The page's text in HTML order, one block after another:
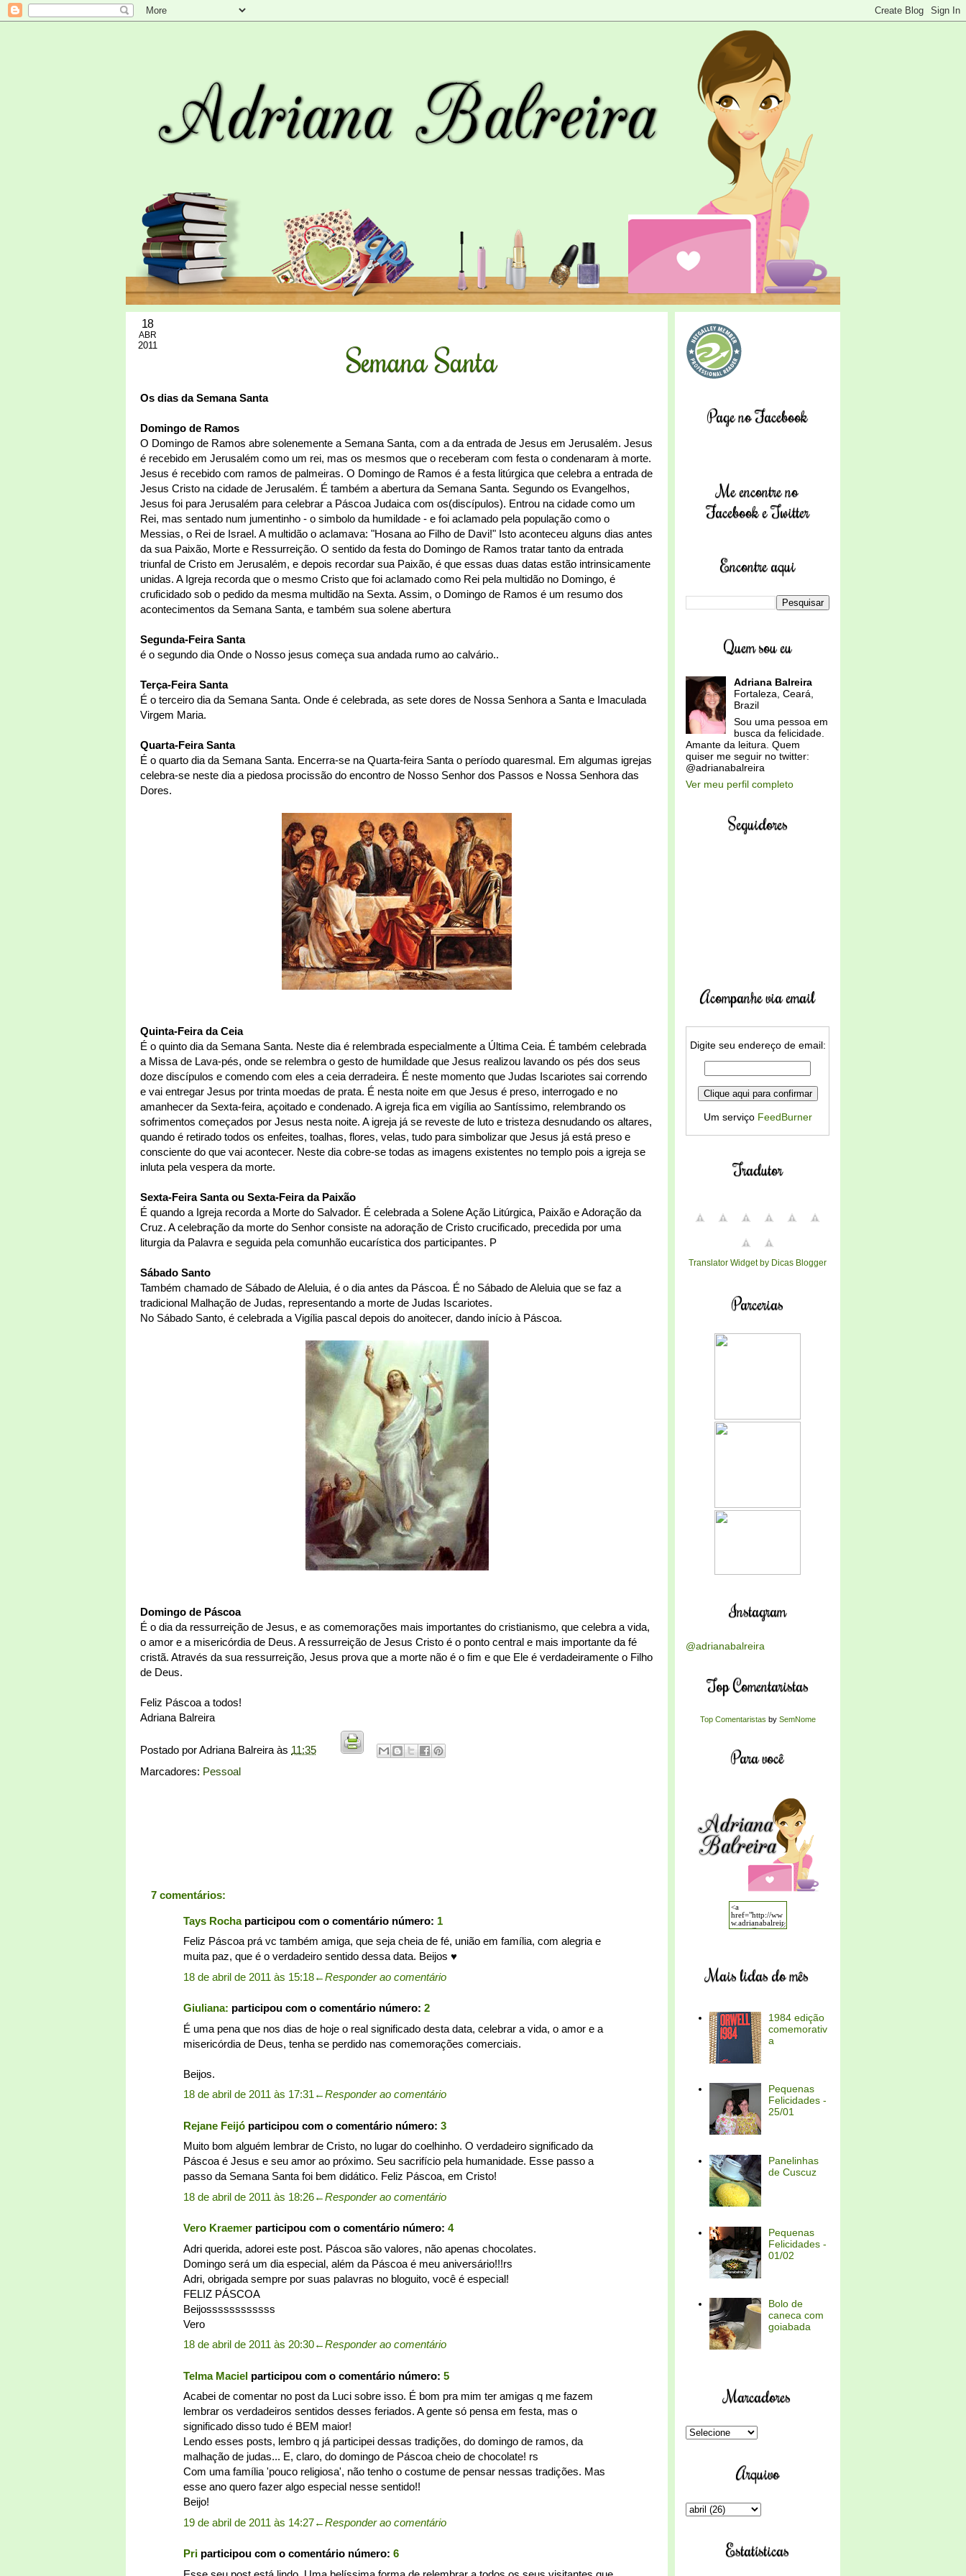
18
ABR
2011 Semana Santa
Os dias da Semana Santa
Domingo de Ramos
O Domingo de Ramos abre solenemente a Semana Santa, com a da entrada de Jesus em Jerusalém. Jesus
é recebido em Jerusalém como um rei, mas os mesmos que o receberam com festa o condenaram à morte.
Jesus é recebido com ramos de palmeiras. O Domingo de Ramos é a festa litúrgica que celebra a entrada de
Jesus Cristo na cidade de Jerusalém. É também a abertura da Semana Santa. Segundo os Evangelhos,
Jesus foi para Jerusalém para celebrar a Páscoa Judaica com os(discípulos). Entrou na cidade como um
Rei, mas sentado num jumentinho - o simbolo da humildade - e foi aclamado pela população como o
Messias, o Rei de Israel. A multidão o aclamava: "Hosana ao Filho de Davi!" Isto aconteceu alguns dias antes
da sua Paixão, Morte e Ressurreição. O sentido da festa do Domingo de Ramos tratar tanto da entrada
triunfal de Cristo em Jerusalém, e depois recordar sua Paixão, é que essas duas datas estão intrinsicamente
unidas. A Igreja recorda que o mesmo Cristo que foi aclamado como Rei pela multidão no Domingo, é
cruficidado sob o pedido da mesma multidão na Sexta. Assim, o Domingo de Ramos é um resumo dos
acontecimentos da Semana Santa, e também sua solene abertura
Segunda-Feira Santa
é o segundo dia Onde o Nosso jesus começa sua andada rumo ao calvário..
Terça-Feira Santa
É o terceiro dia da Semana Santa. Onde é celebrada, as sete dores de Nossa Senhora a Santa e Imaculada
Virgem Maria.
Quarta-Feira Santa
É o quarto dia da Semana Santa. Encerra-se na Quarta-feira Santa o período quaresmal. Em algumas igrejas
celebra-se neste dia a piedosa procissão do encontro de Nosso Senhor dos Passos e Nossa Senhora das
Dores.
Quinta-Feira da Ceia
É o quinto dia da Semana Santa. Neste dia é relembrada especialmente a Última Ceia. É também celebrada
a Missa de Lava-pés, onde se relembra o gesto de humildade que Jesus realizou lavando os pés dos seus
doze discípulos e comendo com eles a ceia derradeira. É neste momento que Judas Iscariotes sai correndo
e vai entregar Jesus por trinta moedas de prata. É nesta noite em que Jesus é preso, interrogado e no
amanhecer da Sexta-feira, açoitado e condenado. A igreja fica em vigília ao Santíssimo, relembrando os
sofrimentos começados por Jesus nesta noite. A igreja já se reveste de luto e tristeza desnudando os altares,
quando é retirado todos os enfeites, toalhas, flores, velas, tudo para simbolizar que Jesus já está preso e
consciente do que vai acontecer. Neste dia cobre-se todas as imagens existentes no templo pois a igreja se
inluta pela vespera da morte.
Sexta-Feira Santa ou Sexta-Feira da Paixão
É quando a Igreja recorda a Morte do Salvador. É celebrada a Solene Ação Litúrgica, Paixão e Adoração da
Cruz. A celebração da morte do Senhor consiste na adoração de Cristo crucificado, precedida por uma
liturgia da Palavra e seguida pela comunhão eucarística dos participantes. P
Sábado Santo
Também chamado de Sábado de Aleluia, é o dia antes da Páscoa. É no Sábado de Aleluia que se faz a
tradicional Malhação de Judas, representando a morte de Judas Iscariotes.
No Sábado Santo, é celebrada a Vigília pascal depois do anoitecer, dando início à Páscoa.
Domingo de Páscoa
É o dia da ressurreição de Jesus, e as comemorações mais importantes do cristianismo, que celebra a vida,
o amor e a misericórdia de Deus. A ressurreição de Jesus Cristo é o ponto central e mais importante da fé
cristã. Através da sua ressurreição, Jesus prova que a morte não é o fim e que Ele é verdadeiramente o Filho
de Deus.
Feliz Páscoa a todos!
Adriana Balreira
Postado porAdriana Balreira às 11:35
Marcadores: Pessoal
7 comentários:
Tays Rochaparticipou com o comentário número: 1
Feliz Páscoa prá vc também amiga, que seja cheia de fé, união em família, com alegria e
muita paz, que é o verdadeiro sentido dessa data. Beijos ♥
18 de abril de 2011 às 15:18←Responder ao comentário
Giuliana: participou com o comentário número: 2
É uma pena que nos dias de hoje o real significado desta data, celebrar a vida, o amor e a
misericórdia de Deus, tenha se perdido nas comemorações comerciais.
Beijos.
18 de abril de 2011 às 17:31 ←Responder ao comentário
Rejane Feijó participou com o comentário número: 3
Muito bom alguém lembrar de Cristo, no lugar do coelhinho. O verdadeiro significado da
Páscoa é Jesus e seu amor ao próximo. Seu sacrifício pela humanidade. Esse passo a
passo da Semana Santa foi bem didático. Feliz Páscoa, em Cristo!
18 de abril de 2011 às 18:26←Responder ao comentário
Vero Kraemer participou com o comentário número: 4
Adri querida, adorei este post. Páscoa são valores, não apenas chocolates.
Domingo será um dia especial, além da Páscoa é meu aniversário!!!rs
Adri, obrigada sempre por suas palavras no bloguito, você é especial!
FELIZ PÁSCOA
Beijossssssssssss
Vero
18 de abril de 2011 às 20:30←Responder ao comentário
Telma Maciel participou com o comentário número: 5
Acabei de comentar no post da Luci sobre isso. É bom pra mim ter amigas q me fazem
lembrar os verdadeiros sentidos desses feriados. A gente só pensa em festa, mas o
significado disso tudo é BEM maior!
Lendo esses posts, lembro q já participei dessas tradições, do domingo de ramos, da
malhação de judas... E, claro, do domingo de Páscoa cheio de chocolate! rs
Com uma família 'pouco religiosa', não tenho o costume de pensar nessas tradições. Mas
esse ano quero fazer algo especial nesse sentido!!
Beijo!
19 de abril de 2011 às 14:27←Responder ao comentário
Pri participou com o comentário número: 6
Page no Facebook
Me encontre no
Facebook e Twitter
Encontre aqui
Quem sou eu
Adriana Balreira
Fortaleza, Ceará,
Brazil
Sou uma pessoa em
busca da felicidade.
Amante da leitura. Quem
quiser me seguir no twitter:
@adrianabalreira
Ver meu perfil completo
Seguidores
Acompanhe via email
Digite seu endereço de email:
Um serviço FeedBurner
Tradutor
Translator Widget by Dicas Blogger
Parcerias
Instagram
@adrianabalreira
Top Comentaristas
Top Comentaristas by SemNome
Para você
Mais lidas do mês
1984 edição
comemorativ
a
Pequenas
Felicidades -
25/01
Panelinhas
de Cuscuz
Pequenas
Felicidades -
01/02
Bolo de
caneca com
goiabada
Marcadores
Arquivo
Estatísticas